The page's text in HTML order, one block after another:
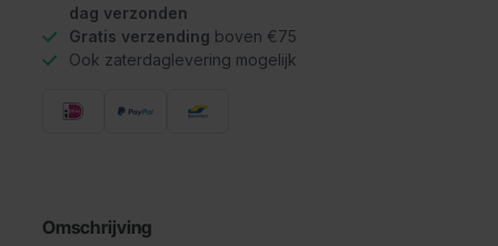
dag verzonden
Gratis verzending boven €75
Ook zaterdaglevering mogelijk
Omschrijving